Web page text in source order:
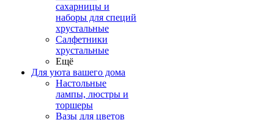
сахарницы и
наборы для специй
хрустальные
Салфетники
хрустальные
Ещё
Для уюта вашего дома
Настольные
лампы, люстры и
торшеры
Вазы для цветов